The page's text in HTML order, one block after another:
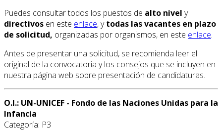
Puedes consultar todos los puestos de alto nivel y
directivos en este enlace, ytodas las vacantes en plazo
de solicitud, organizadas por organismos, en este enlace.
Antes de presentar una solicitud, se recomienda leer el
original de la convocatoria y los consejos que se incluyen en
nuestra página web sobre presentación de candidaturas.
O.I.: UN-UNICEF - Fondo de las Naciones Unidas para la
Infancia
Categoría: P3